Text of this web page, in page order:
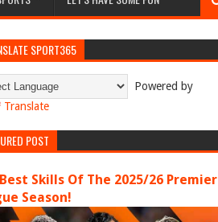
SPORT365
Powered by
Translate
POST
Skills Of The 2025/26 Premier
Season!